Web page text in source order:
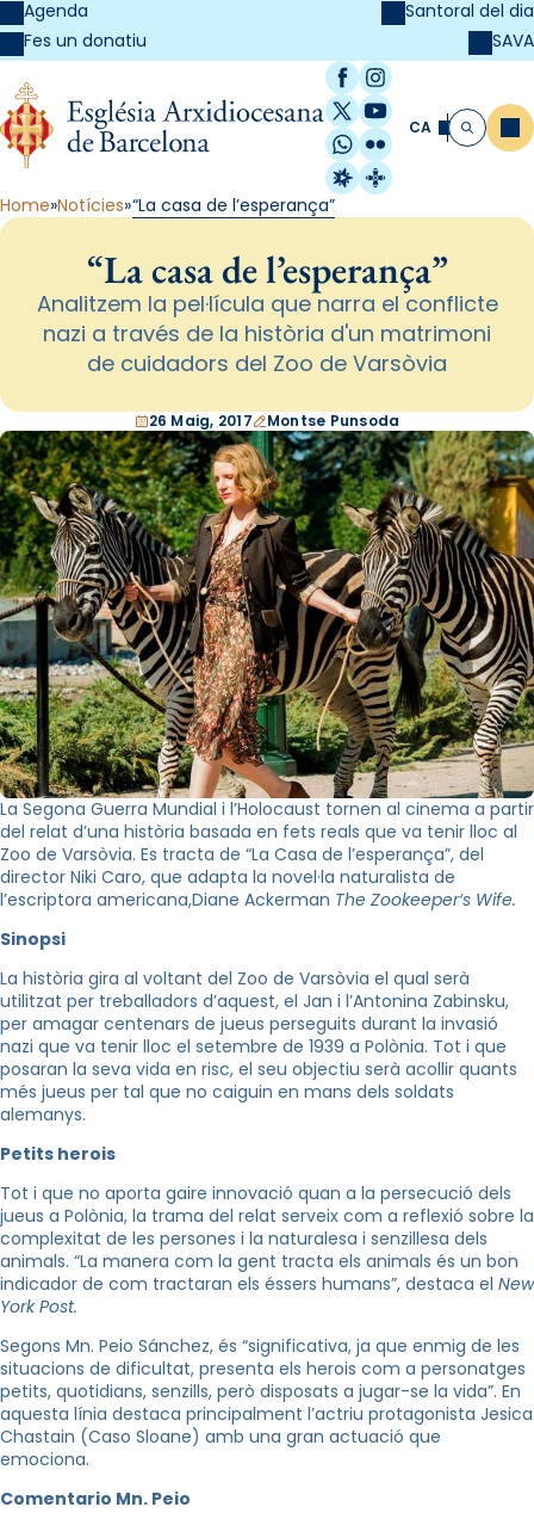
Agenda
Fes un donatiu
Santoral del dia
SAVA
Facebook
Instagram
X / Twitter
YouTube
WhatsApp
Flickr
Radio Estel
Catalunya
CA Cerca
Home Notícies “La casa de l’esperança”
“La casa de l’esperança”
Analitzem la pel·lícula que narra el conflicte
nazi a través de la història d'un matrimoni
de cuidadors del Zoo de Varsòvia
26 Maig, 2017 Montse Punsoda
La Segona Guerra Mundial i l’Holocaust tornen al cinema a partir
del relat d’una història basada en fets reals que va tenir lloc al
Zoo de Varsòvia. Es tracta de “La Casa de l’esperança”, del
director Niki Caro, que adapta la novel·la naturalista de
l’escriptora americana,Diane Ackerman The Zookeeper‘s Wife.
Sinopsi
La història gira al voltant del Zoo de Varsòvia el qual serà
utilitzat per treballadors d’aquest, el Jan i l’Antonina Zabinsku,
per amagar centenars de jueus perseguits durant la invasió
nazi que va tenir lloc el setembre de 1939 a Polònia. Tot i que
posaran la seva vida en risc, el seu objectiu serà acollir quants
més jueus per tal que no caiguin en mans dels soldats
alemanys.
Petits herois
Tot i que no aporta gaire innovació quan a la persecució dels
jueus a Polònia, la trama del relat serveix com a reflexió sobre la
complexitat de les persones i la naturalesa i senzillesa dels
animals. “La manera com la gent tracta els animals és un bon
indicador de com tractaran els éssers humans”, destaca el New
York Post.
Segons Mn. Peio Sánchez, és “significativa, ja que enmig de les
situacions de dificultat, presenta els herois com a personatges
petits, quotidians, senzills, però disposats a jugar-se la vida”. En
aquesta línia destaca principalment l’actriu protagonista Jesica
Chastain (Caso Sloane) amb una gran actuació que
emociona.
Comentario Mn. Peio